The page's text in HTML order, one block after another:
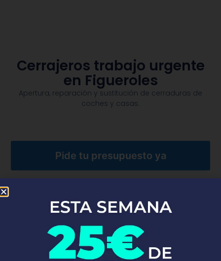
Cerrajeros trabajo urgente
en Figueroles
Apertura, reparación y sustitución de cerraduras de
coches y casas.​
Pide tu presupuesto ya